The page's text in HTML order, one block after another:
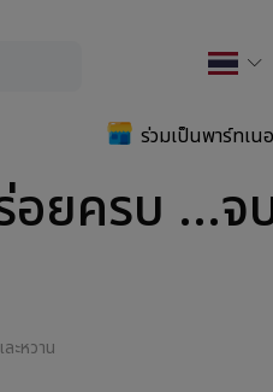
ร่วมเป็นพาร์ทเน
ยครบ ...จ
ะหวาน